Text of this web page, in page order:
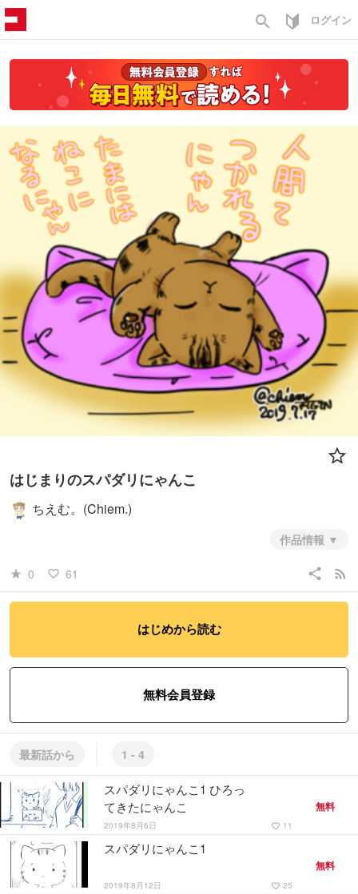
search ログイン
はじまりのスパダリにゃんこ
ちえむ。(Chiem.)
作品情報
star_rate 0 favorite_border 61 share rss_feed
はじめから読む
無料会員登録
最新話から 1 - 4
スパダリにゃんこ1 ひろっ
てきたにゃんこ
2019年8月6日 favorite_border 11
無料
スパダリにゃんこ1
2019年8月12日 favorite_border 25
無料